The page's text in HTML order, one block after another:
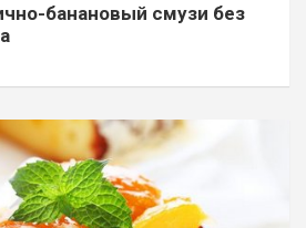
банановый смузи без